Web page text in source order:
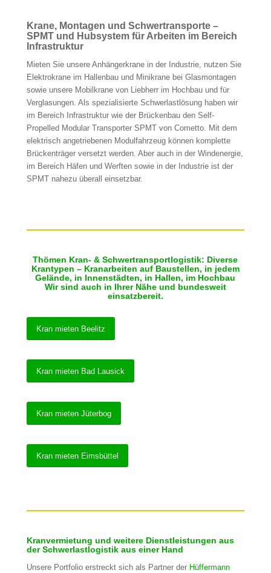
Krane, Montagen und Schwertransporte –
SPMT und Hubsystem für Arbeiten im Bereich
Infrastruktur
Mieten Sie unsere Anhängerkrane in der Industrie, nutzen Sie
Elektrokrane im Hallenbau und Minikrane bei Glasmontagen
sowie unsere Mobilkrane von Liebherr im Hochbau und für
Verglasungen. Als spezialisierte Schwerlastlösung haben wir
im Bereich Infrastruktur wie der Brückenbau den Self-
Propelled Modular Transporter SPMT von Cometto. Mit dem
elektrisch angetriebenen Modulfahrzeug können komplette
Brückenträger versetzt werden. Aber auch in der Windenergie,
im Bereich Häfen und Werften sowie in der Industrie ist der
SPMT nahezu überall einsetzbar.
Thömen Kran- & Schwertransportlogistik: Diverse
Krantypen – Kranarbeiten auf Baustellen, in jedem
Gelände, in Innenstädten, in Hallen, im Hochbau
Wir sind auch in Ihrer Nähe und bundesweit
einsatzbereit.
Kran mieten Beelitz
Kran mieten Bad Lausick
Kran mieten Jüterbog
Kran mieten Eimsbüttel
Kranvermietung und weitere Dienstleistungen aus
der Schwerlastlogistik aus einer Hand
Unsere Portfolio erstreckt sich als Partner der Hüffermann